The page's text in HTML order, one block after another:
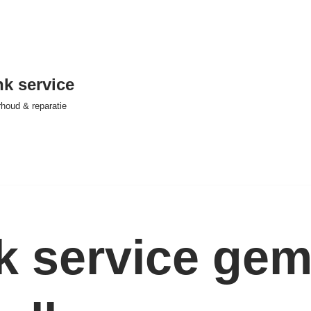
service
& reparatie
service